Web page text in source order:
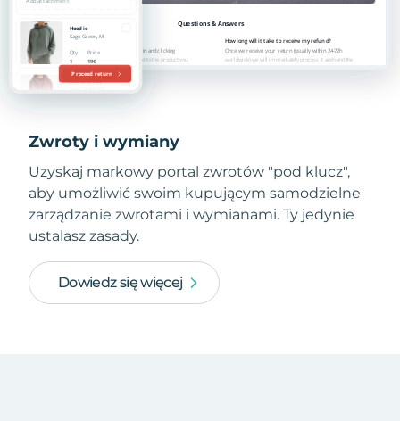
Zwroty i wymiany
Uzyskaj markowy portal zwrotów "pod klucz",
aby umożliwić swoim kupującym samodzielne
zarządzanie zwrotami i wymianami. Ty jedynie
ustalasz zasady.
Dowiedz się więcej